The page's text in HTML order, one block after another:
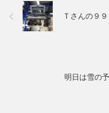
Ｔさんの９
明日は雪の